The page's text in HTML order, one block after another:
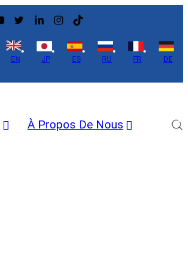
EN JP ES RU FR DE
À Propos De Nous